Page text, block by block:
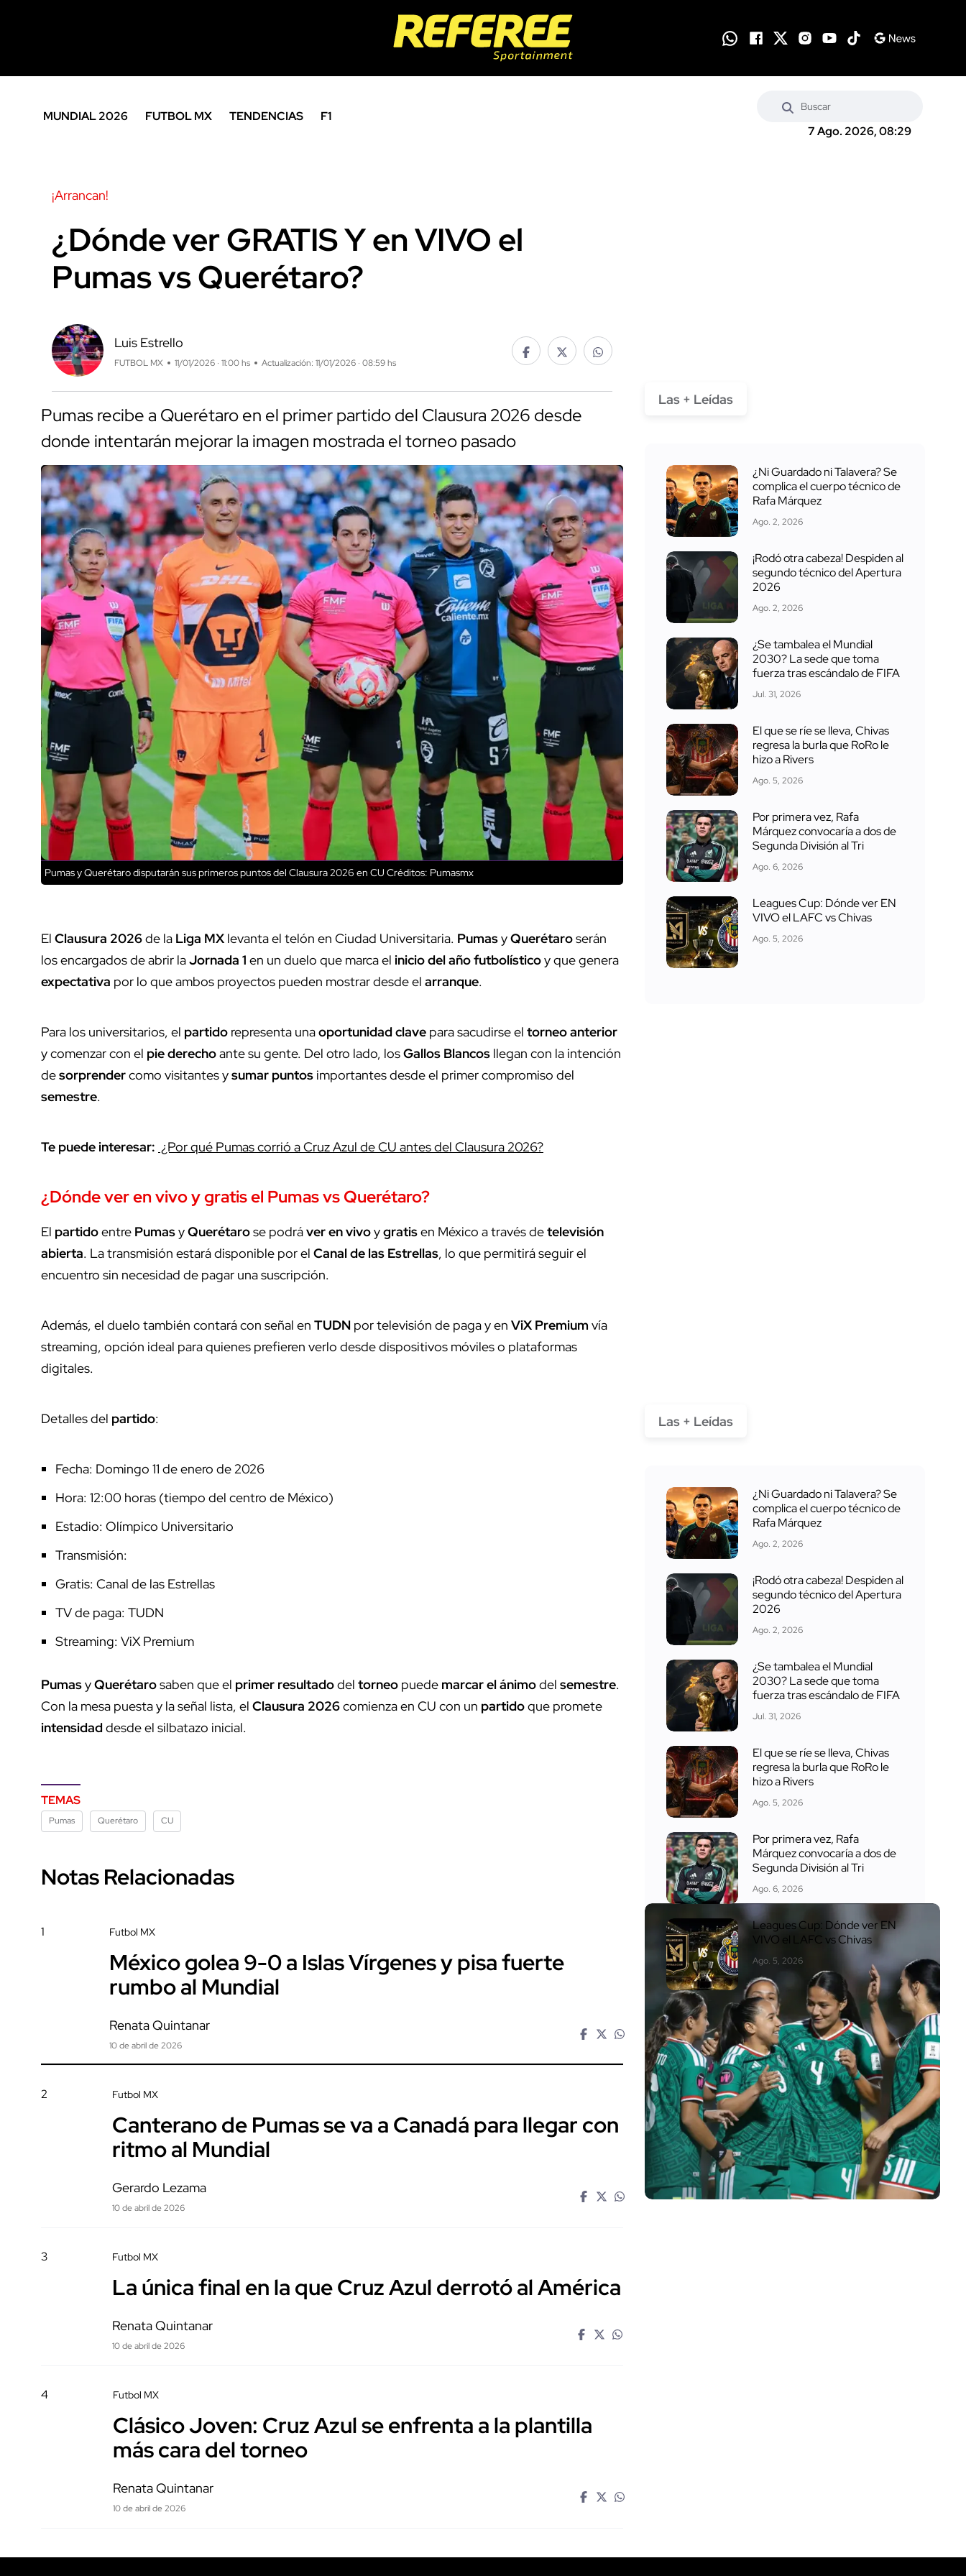
MUNDIAL 2026 FUTBOL MX TENDENCIAS
F1
7 Ago. 2026, 08:29
¡Arrancan!
¿Dónde ver GRATIS Y en VIVO el
Pumas vs Querétaro?
Luis Estrello
FUTBOL MX 11/01/2026 · 11:00 hs Actualización: 11/01/2026 · 08:59 hs
Pumas recibe a Querétaro en el primer partido del Clausura 2026 desde
donde intentarán mejorar la imagen mostrada el torneo pasado
Pumas y Querétaro disputarán sus primeros puntos del Clausura 2026 en CU Créditos: Pumasmx
El Clausura 2026de la Liga MX levanta el telón en Ciudad Universitaria. PumasyQuerétaroserán
los encargados de abrir laJornada 1 en un duelo que marca el inicio del año futbolísticoy que genera
expectativa por lo que ambos proyectos pueden mostrar desde el arranque.
Para los universitarios, el partido representa unaoportunidad clave para sacudirse el torneo anterior
y comenzar con el pie derechoante su gente. Del otro lado, losGallos Blancos llegan con la intención
desorprendercomo visitantes ysumar puntos importantes desde el primer compromiso del
semestre.
Te puede interesar: ¿Por qué Pumas corrió a Cruz Azul de CU antes del Clausura 2026?
¿Dóndever en vivoygratisel PumasvsQuerétaro?
El partidoentre PumasyQuerétarose podráver en vivoygratisen México a través detelevisión
abierta. La transmisión estará disponible por el Canal de las Estrellas, lo que permitirá seguir el
encuentro sin necesidad de pagar una suscripción.
Además, el duelo también contará con señal en TUDN por televisión de paga y en ViX Premium vía
streaming, opción ideal para quienes prefieren verlo desde dispositivos móviles o plataformas
digitales.
Detalles del partido:
Fecha: Domingo 11 de enero de 2026
Hora: 12:00 horas (tiempo del centro de México)
Estadio: Olímpico Universitario
Transmisión:
Gratis: Canal de las Estrellas
TV de paga: TUDN
Streaming: ViX Premium
PumasyQuerétarosaben que el primer resultadodel torneo puede marcar el ánimodel semestre.
Con la mesa puesta y la señal lista, el Clausura 2026comienza en CU con un partidoque promete
intensidaddesde el silbatazo inicial.
TEMAS
Pumas Querétaro CU
Notas Relacionadas
1 Futbol MX
México golea 9-0 a Islas Vírgenes y pisa fuerte
rumbo al Mundial
Renata Quintanar
10 de abril de 2026
2 Futbol MX
Canterano de Pumas se va a Canadá para llegar con
ritmo al Mundial
Gerardo Lezama
10 de abril de 2026
3 Futbol MX
La única final en la que Cruz Azul derrotó al América
Renata Quintanar
10 de abril de 2026
4 Futbol MX
Clásico Joven: Cruz Azul se enfrenta a la plantilla
más cara del torneo
Renata Quintanar
10 de abril de 2026
Las + Leídas
¿Ni Guardado ni Talavera? Se
complica el cuerpo técnico de
Rafa Márquez
Ago. 2, 2026
¡Rodó otra cabeza! Despiden al
segundo técnico del Apertura
2026
Ago. 2, 2026
¿Se tambalea el Mundial
2030? La sede que toma
fuerza tras escándalo de FIFA
Jul. 31, 2026
El que se ríe se lleva, Chivas
regresa la burla que RoRo le
hizo a Rivers
Ago. 5, 2026
Por primera vez, Rafa
Márquez convocaría a dos de
Segunda División al Tri
Ago. 6, 2026
Leagues Cup: Dónde ver EN
VIVO el LAFC vs Chivas
Ago. 5, 2026
Las + Leídas
¿Ni Guardado ni Talavera? Se
complica el cuerpo técnico de
Rafa Márquez
Ago. 2, 2026
¡Rodó otra cabeza! Despiden al
segundo técnico del Apertura
2026
Ago. 2, 2026
¿Se tambalea el Mundial
2030? La sede que toma
fuerza tras escándalo de FIFA
Jul. 31, 2026
El que se ríe se lleva, Chivas
regresa la burla que RoRo le
hizo a Rivers
Ago. 5, 2026
Por primera vez, Rafa
Márquez convocaría a dos de
Segunda División al Tri
Ago. 6, 2026
Leagues Cup: Dónde ver EN
VIVO el LAFC vs Chivas
Ago. 5, 2026